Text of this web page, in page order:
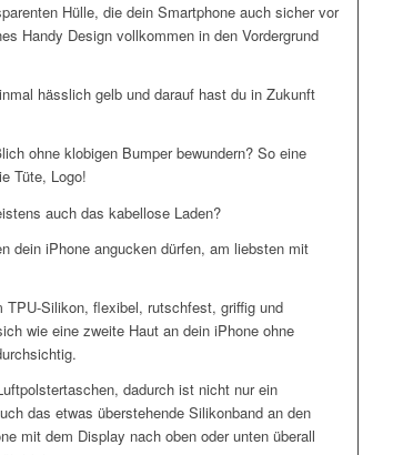
Hülle, die dein Smartphone auch sicher vor
Handy Design vollkommen in den Vordergrund
hässlich gelb und darauf hast du in Zukunft
ohne klobigen Bumper bewundern? So eine
Tüte, Logo!
auch das kabellose Laden?
dein iPhone angucken dürfen, am liebsten mit
Silikon, flexibel, rutschfest, griffig und
wie eine zweite Haut an dein iPhone ohne
dadurch ist nicht nur ein
das etwas überstehende Silikonband an den
mit dem Display nach oben oder unten überall